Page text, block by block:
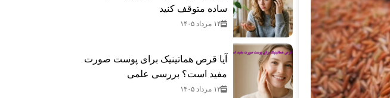
ساده متوقف کنید
۱۴ مرداد ۱۴۰۵
آیا قرص هماتینیک برای پوست صورت
مفید است؟ بررسی علمی
۱۳ مرداد ۱۴۰۵